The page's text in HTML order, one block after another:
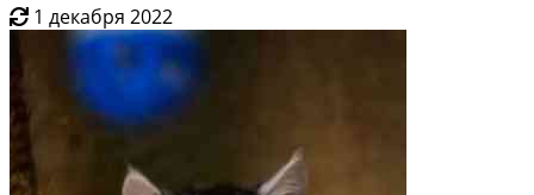
1 декабря 2022